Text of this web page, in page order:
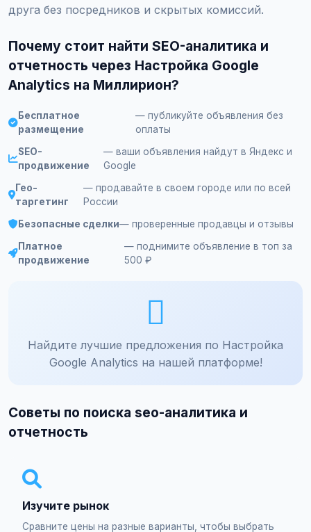
друга без посредников и скрытых комиссий.
Почему стоит найти SEO-аналитика и
отчетность через Настройка Google
Analytics на Миллирион?
Бесплатное
размещение
— публикуйте объявления без
оплаты
SEO-
продвижение
— ваши объявления найдут в Яндекс и
Google
Гео-
таргетинг
— продавайте в своем городе или по всей
России
Безопасные сделки— проверенные продавцы и отзывы
Платное
продвижение
— поднимите объявление в топ за
500 ₽
Найдите лучшие предложения по Настройка
Google Analytics на нашей платформе!
Советы по поиска seo-аналитика и
отчетность
Изучите рынок
Сравните цены на разные варианты, чтобы выбрать